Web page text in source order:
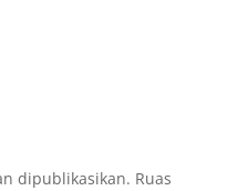
dipublikasikan. Ruas